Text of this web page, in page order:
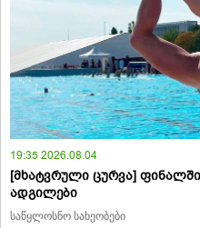
19:35 2026.08.04
[მხატვრული ცურვა]
ადგილები
საწყლოსნო სახეობები